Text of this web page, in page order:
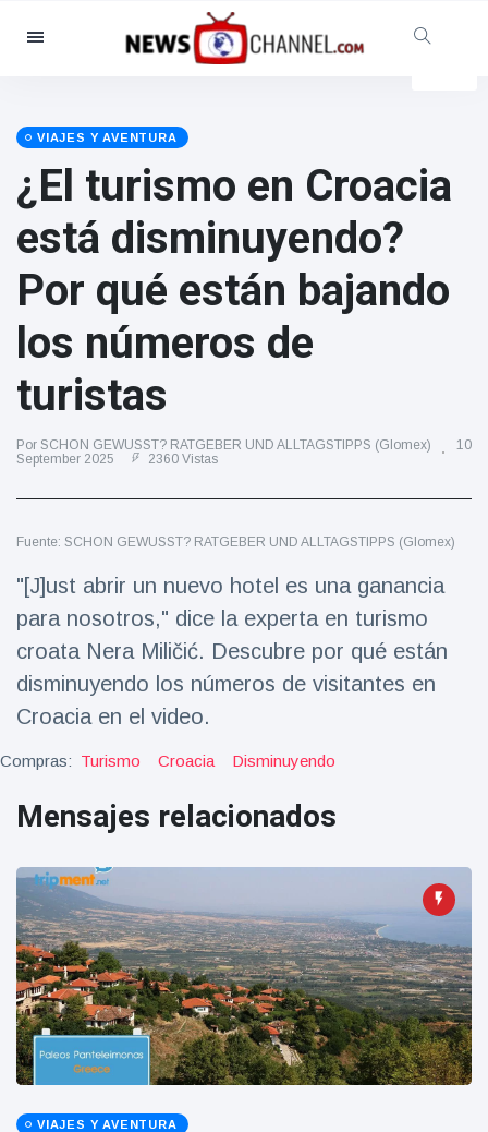
Categorías
Social y Diversión
Cine y TV
(81)
Deporte
Celebridades
Moda y Belleza
(122)
Coches y Motor
Comida y bebida
(79)
Juegos
entretenimiento
Viajes y Aventura
(77)
Últimas noticias
SKAI News
in English |
07/10/2025
Halloween -
31 de
Vistas
Großmutter
feiert ihren
99.
Geburtstag
und tanzt
zu
Mariachi-
Band
8 May
1133
Vistas
VIAJES Y AVENTURA
¿El turismo en Croacia
está disminuyendo?
Por qué están bajando
los números de
turistas
Por SCHON GEWUSST? RATGEBER UND ALLTAGSTIPPS (Glomex)
10
September 2025
2360 Vistas
Fuente: SCHON GEWUSST? RATGEBER UND ALLTAGSTIPPS (Glomex)
"[J]ust abrir un nuevo hotel es una ganancia
para nosotros," dice la experta en turismo
croata Nera Miličić. Descubre por qué están
disminuyendo los números de visitantes en
Croacia en el video.
Compras: Turismo Croacia Disminuyendo
Mensajes relacionados
VIAJES Y AVENTURA